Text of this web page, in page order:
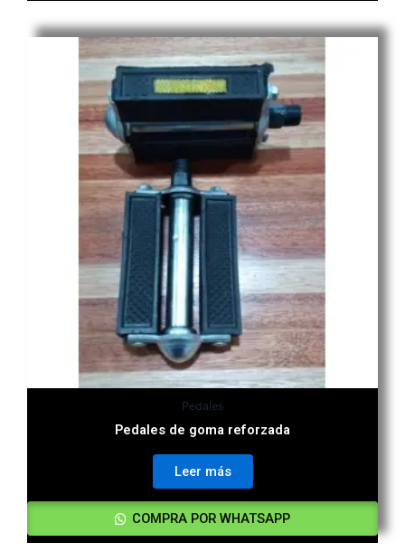
Pedales
Pedales de goma reforzada
Leer más
COMPRA POR WHATSAPP